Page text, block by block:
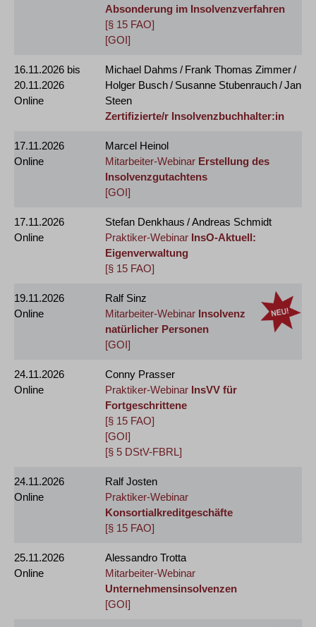
Absonderung im Insolvenzverfahren
[§ 15 FAO]
[GOI]
16.11.2026 bis
20.11.2026
Online
Michael Dahms / Frank Thomas Zimmer /
Holger Busch / Susanne Stubenrauch / Jan
Steen
Zertifizierte/r Insolvenzbuchhalter:in
17.11.2026
Online
Marcel Heinol
Mitarbeiter-Webinar Erstellung des
Insolvenzgutachtens
[GOI]
17.11.2026
Online
Stefan Denkhaus / Andreas Schmidt
Praktiker-Webinar InsO-Aktuell:
Eigenverwaltung
[§ 15 FAO]
19.11.2026
Online
Ralf Sinz
Mitarbeiter-Webinar Insolvenz
natürlicher Personen
[GOI]
24.11.2026
Online
Conny Prasser
Praktiker-Webinar InsVV für
Fortgeschrittene
[§ 15 FAO]
[GOI]
[§ 5 DStV-FBRL]
24.11.2026
Online
Ralf Josten
Praktiker-Webinar
Konsortialkreditgeschäfte
[§ 15 FAO]
25.11.2026
Online
Alessandro Trotta
Mitarbeiter-Webinar
Unternehmensinsolvenzen
[GOI]